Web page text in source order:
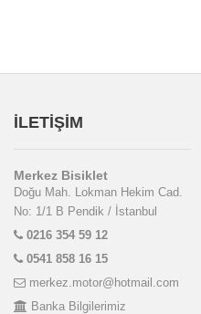
İLETİŞİM
Merkez Bisiklet
Doğu Mah. Lokman Hekim Cad.
No: 1/1 B Pendik / İstanbul
0216 354 59 12
0541 858 16 15
merkez.motor@hotmail.com
Banka Bilgilerimiz